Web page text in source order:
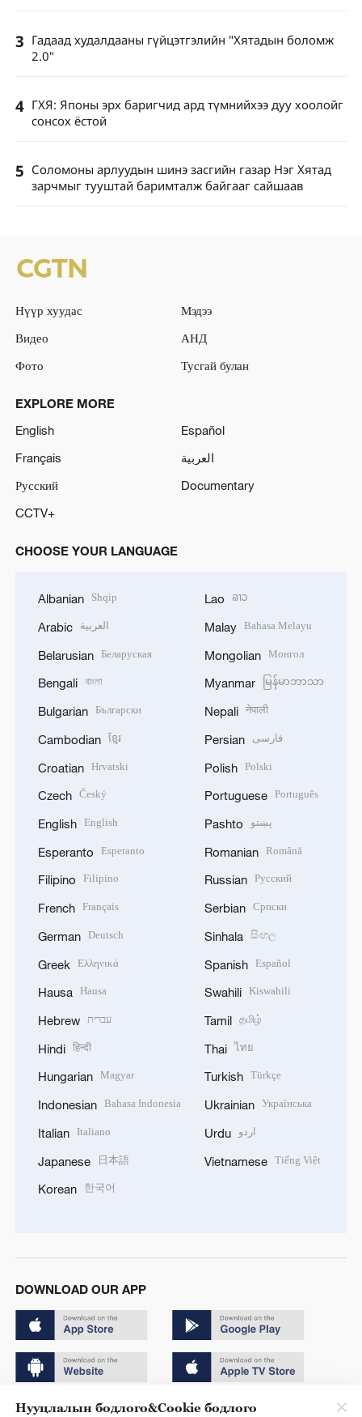
3 Гадаад худалдааны гүйцэтгэлийн "Хятадын боломж
2.0"
4 ГХЯ: Японы эрх баригчид ард түмнийхээ дуу хоолойг
сонсох ёстой
5 Соломоны арлуудын шинэ засгийн газар Нэг Хятад
зарчмыг тууштай баримталж байгааг сайшаав
Нүүр хуудас
Мэдээ
Видео
АНД
Фото
Тусгай булан
EXPLORE MORE
English
Español
Français
العربية
Русский
Documentary
CCTV+
CHOOSE YOUR LANGUAGE
Albanian Shqip
Arabic العربية
Belarusian Беларуская
Bengali বাংলা
Bulgarian Български
Cambodian ខ្មែរ
Croatian Hrvatski
Czech Český
English English
Esperanto Esperanto
Filipino Filipino
French Français
German Deutsch
Greek Ελληνικά
Hausa Hausa
Hebrew עברית
Hindi हिन्दी
Hungarian Magyar
Indonesian Bahasa Indonesia
Italian Italiano
Japanese 日本語
Korean 한국어
Lao ລາວ
Malay Bahasa Melayu
Mongolian Монгол
Myanmar မြန်မာဘာသာ
Nepali नेपाली
Persian فارسی
Polish Polski
Portuguese Português
Pashto پښتو
Romanian Română
Russian Русский
Serbian Српски
Sinhala සිංහල
Spanish Español
Swahili Kiswahili
Tamil தமிழ்
Thai ไทย
Turkish Türkçe
Ukrainian Українська
Urdu اردو
Vietnamese Tiếng Việt
DOWNLOAD OUR APP
Copyright © 2024 CGTN.
Нууцлалын бодлого&Cookie бодлого